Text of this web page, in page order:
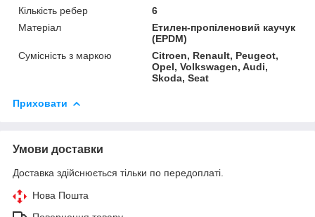
Кількість ребер
6
Матеріал
Етилен-пропіленовий каучук
(EPDM)
Сумісність з маркою
Citroen, Renault, Peugeot,
Opel, Volkswagen, Audi,
Skoda, Seat
Приховати
Умови доставки
Доставка здійснюється тільки по передоплаті.
Нова Пошта